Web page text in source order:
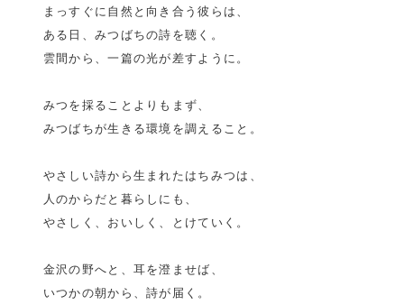
まっすぐに自然と向き合う彼らは、
ある日、みつばちの詩を聴く。
雲間から、一篇の光が差すように。
みつを採ることよりもまず、
みつばちが生きる環境を調えること。
やさしい詩から生まれたはちみつは、
人のからだと暮らしにも、
やさしく、おいしく、とけていく。
金沢の野へと、耳を澄ませば、
いつかの朝から、詩が届く。